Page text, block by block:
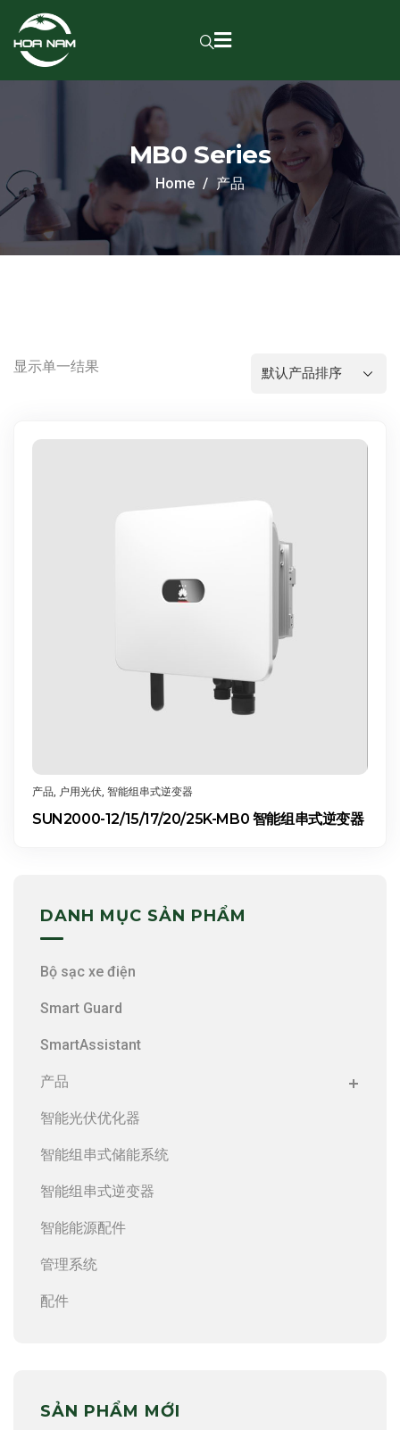
MB0 Series
Home 产品
显示单一结果
产品, 户用光伏, 智能组串式逆变器
SUN2000-12/15/17/20/25K-MB0 智能组串式逆变器
DANH MỤC SẢN PHẨM
Bộ sạc xe điện
Smart Guard
SmartAssistant
产品
智能光伏优化器
智能组串式储能系统
智能组串式逆变器
智能能源配件
管理系统
配件
SẢN PHẨM MỚI